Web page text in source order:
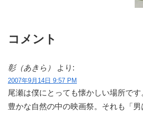
コメント
彰（あきら） より:
2007年9月14日 9:57 PM
尾瀬は僕にとっても懐かしい場所です
豊かな自然の中の映画祭。それも「